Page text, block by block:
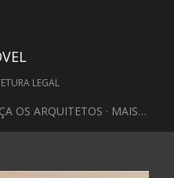
LEGAL
OS ARQUITETOS MAIS…